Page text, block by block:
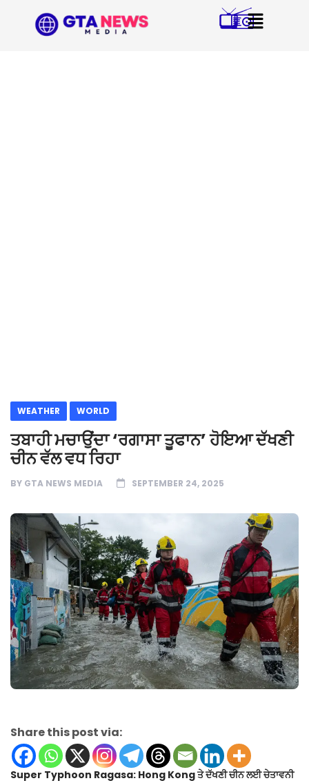
WEATHER WORLD
ਤਬਾਹੀ ਮਚਾਉਂਦਾ ‘ਰਗਾਸਾ ਤੂਫਾਨ’ ਹੋਇਆ ਦੱਖਣੀ
ਚੀਨ ਵੱਲ ਵਧ ਰਿਹਾ
BY GTA NEWS MEDIA SEPTEMBER 24, 2025
Share this post via:
Super Typhoon Ragasa: Hong Kong ਤੇ ਦੱਖਣੀ ਚੀਨ ਲਈ ਚੇਤਾਵਨੀ